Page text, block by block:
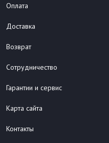
Оплата
Доставка
Возврат
Сотрудничество
Гарантии и сервис
Карта сайта
Контакты